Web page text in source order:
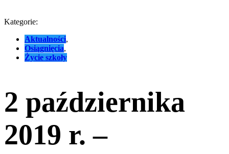
Kategorie:
Aktualności,
Osiągnięcia,
Życie szkoły
2 października
2019 r. –